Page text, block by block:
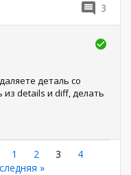
3
деталь со
из details и diff, делать
Страница
1 Страница
2
Текущая
3 Страница
4
»